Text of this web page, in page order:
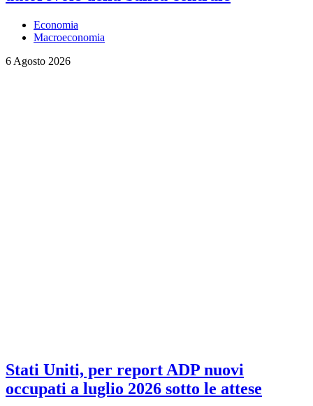
Economia
Macroeconomia
6 Agosto 2026
Stati Uniti, per report ADP nuovi
occupati a luglio 2026 sotto le attese